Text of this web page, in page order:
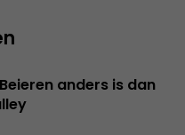
anders is dan